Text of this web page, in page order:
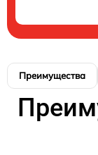
Преимущества